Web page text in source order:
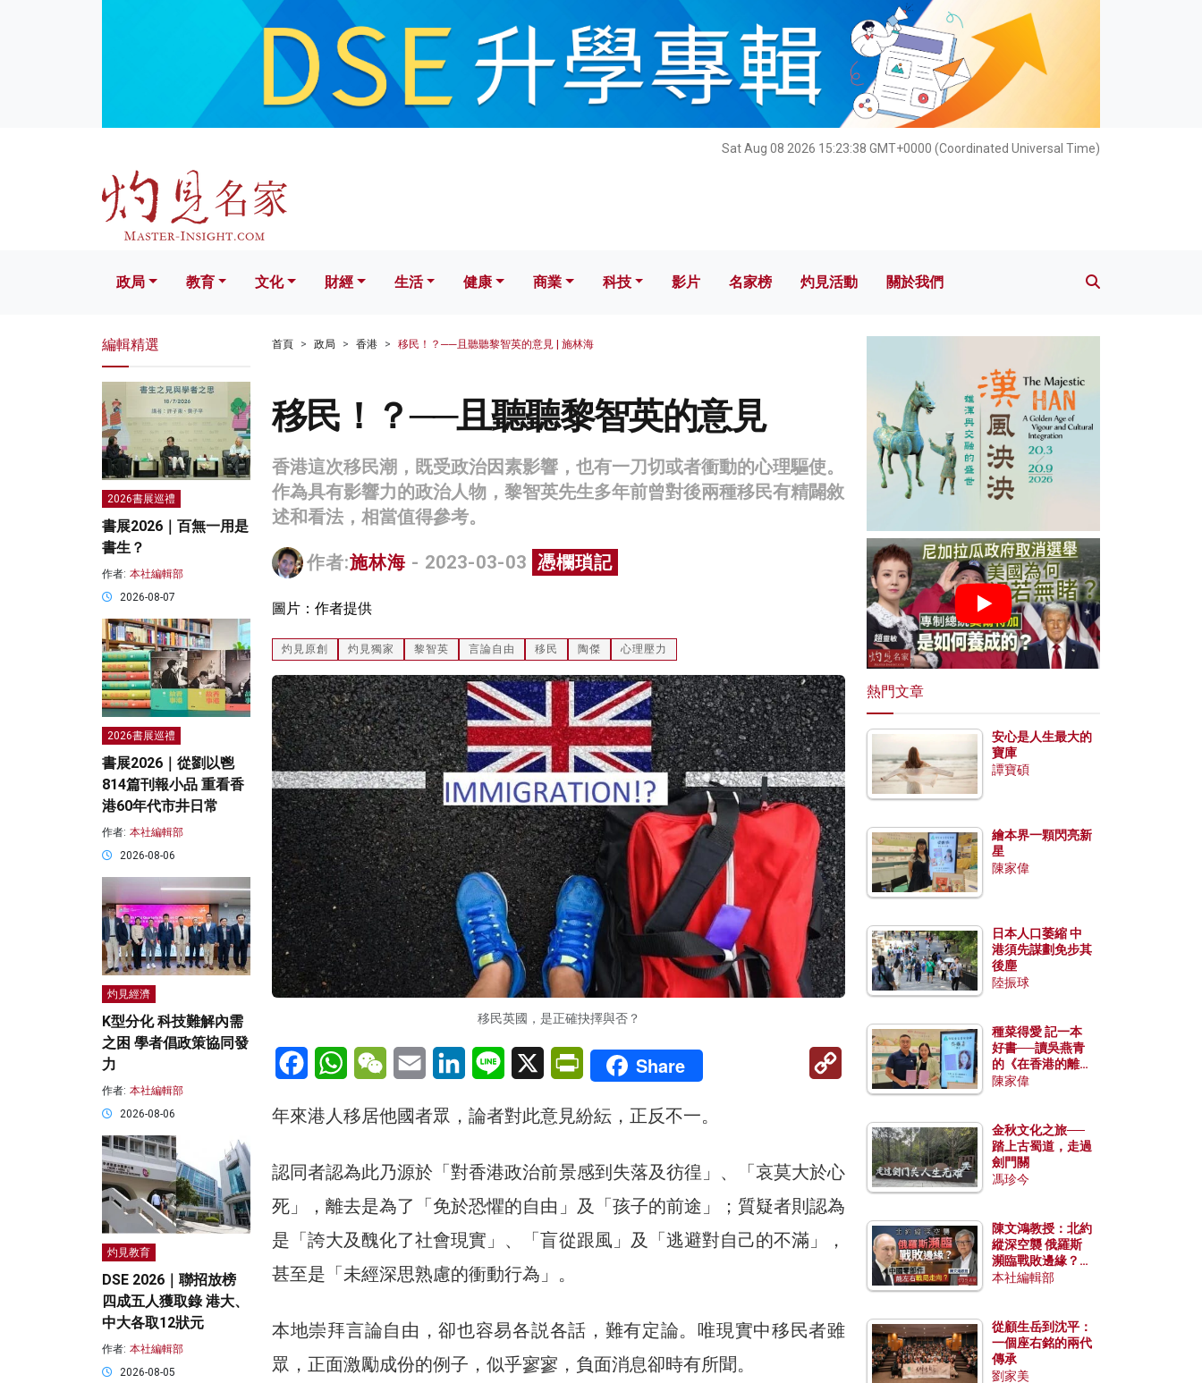
Sat Aug 08 2026 15:23:40 GMT+0000 (Coordinated Universal Time)
文化 財經 生活 健康 科技 影片 名家榜 灼見活動 關於我們
政局 教育 文化 財經 生活 健康 商業 科技 影片 名家榜 灼見活動 關於我們
首頁 政局 香港 移民！？──且聽聽黎智英的意見 | 施林海
移民！？──且聽聽黎智英的意見
香港這次移民潮，既受政治因素影響，也有一刀切或者衝動的心理驅使。
作為具有影響力的政治人物，黎智英先生多年前曾對後兩種移民有精闢敘
述和看法，相當值得參考。
作者:施林海 - 2023-03-03 憑欄瑣記
圖片：作者提供
灼見原創 灼見獨家 黎智英 言論自由 移民 陶傑 心理壓力
移民英國，是正確抉擇與否？
FacebookWhatsAppWeChatEmail LinkedInLine X PrintFriendly
Share
Copy
年來港人移居他國者眾，論者對此意見紛紜，正反不一。
認同者認為此乃源於「對香港政治前景感到失落及彷徨」、「哀莫大於心
死」，離去是為了「免於恐懼的自由」及「孩子的前途」；質疑者則認為
是「誇大及醜化了社會現實」、「盲從跟風」及「逃避對自己的不滿」，
甚至是「未經深思熟慮的衝動行為」。
本地崇拜言論自由，卻也容易各説各話，難有定論。唯現實中移民者雖
眾，正面激勵成份的例子，似乎寥寥，負面消息卻時有所聞。
編輯精選
2026書展巡禮
書展2026｜百無一用是
書生？
作者: 本社編輯部
2026-08-07
2026書展巡禮
書展2026｜從劉以鬯
814篇刊報小品 重看香
港60年代市井日常
作者: 本社編輯部
2026-08-06
灼見經濟
K型分化 科技難解內需
之困 學者倡政策協同發
力
作者: 本社編輯部
2026-08-06
灼見教育
DSE 2026｜聯招放榜
四成五人獲取錄 港大、
中大各取12狀元
作者: 本社編輯部
2026-08-05
熱門文章
安心是人生最大的
寶庫
譚寶碩
繪本界一顆閃亮新
星
陳家偉
日本人口萎縮 中
港須先謀劃免步其
後塵
陸振球
種菜得愛 記一本
好書──讀吳燕青
的《在香港的離島
種菜》
陳家偉
金秋文化之旅──
踏上古蜀道，走過
劍門關
馮珍今
陳文鴻教授：北約
縱深空襲 俄羅斯
瀕臨戰敗邊緣？中
國零部件能左右戰
本社編輯部
從顧生岳到沈平：
一個座右銘的兩代
傳承
劉家美